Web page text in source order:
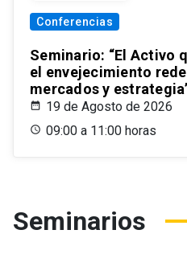
Conferencias
Seminario: “El Activo
el envejecimiento
mercados y
19 de Agosto de 2026
09:00 a 11:00 horas
Seminarios